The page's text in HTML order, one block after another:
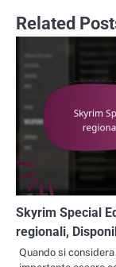
Related
Skyrim Special
regionali,
Quando si